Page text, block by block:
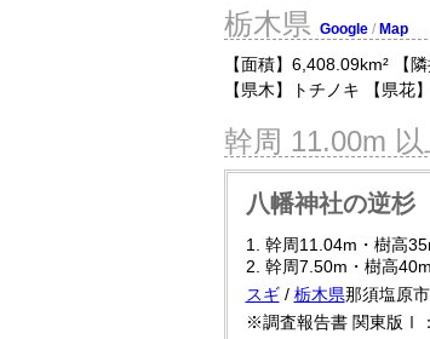
栃木県 Google/ Map
【面積】6,408.09km² 【
【県木】トチノキ 【県花
幹周 11.00m 以
八幡神社の逆杉
1. 幹周11.04m・樹高
2. 幹周7.50m・樹高
スギ/ 栃木県那須塩原
※調査報告書 関東版Ⅰ